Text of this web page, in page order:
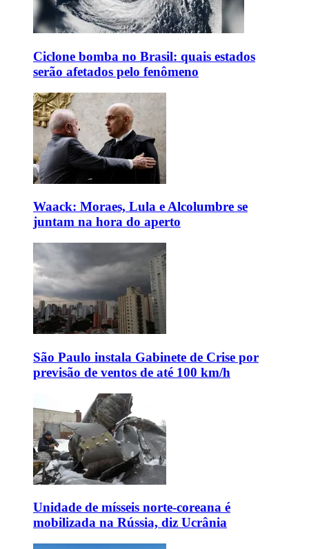
Ciclone bomba no Brasil: quais estados
serão afetados pelo fenômeno
Waack: Moraes, Lula e Alcolumbre se
juntam na hora do aperto
São Paulo instala Gabinete de Crise por
previsão de ventos de até 100 km/h
Unidade de mísseis norte-coreana é
mobilizada na Rússia, diz Ucrânia